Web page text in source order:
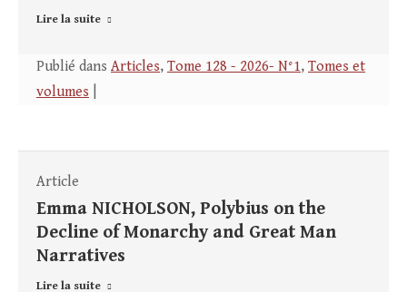
Lire la suite
Publié dans Articles, Tome 128 - 2026- N°1, Tomes et
volumes
Article
Emma NICHOLSON, Polybius on the
Decline of Monarchy and Great Man
Narratives
Lire la suite